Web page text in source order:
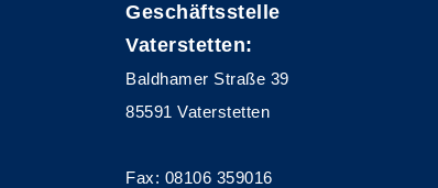
Geschäftsstelle
Vaterstetten:
Baldhamer Straße 39
85591 Vaterstetten
Fax: 08106 359016